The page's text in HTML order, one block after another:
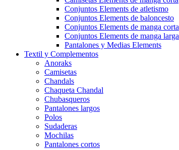
Conjuntos Elements de atletismo
Conjuntos Elements de baloncesto
Conjuntos Elements de manga corta
Conjuntos Elements de manga larga
Pantalones y Medias Elements
Textil y Complementos
Anoraks
Camisetas
Chandals
Chaqueta Chandal
Chubasqueros
Pantalones largos
Polos
Sudaderas
Mochilas
Pantalones cortos